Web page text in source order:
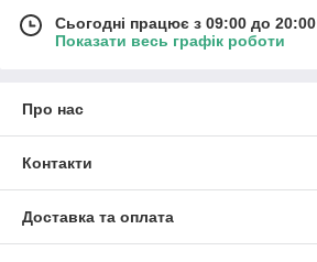
Сьогодні працює з 09:00 до 20:00
Показати весь графік роботи
Про нас
Контакти
Доставка та оплата